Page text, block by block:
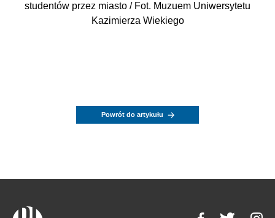
studentów przez miasto / Fot. Muzuem Uniwersytetu
Kazimierza Wiekiego
Powrót do artykułu